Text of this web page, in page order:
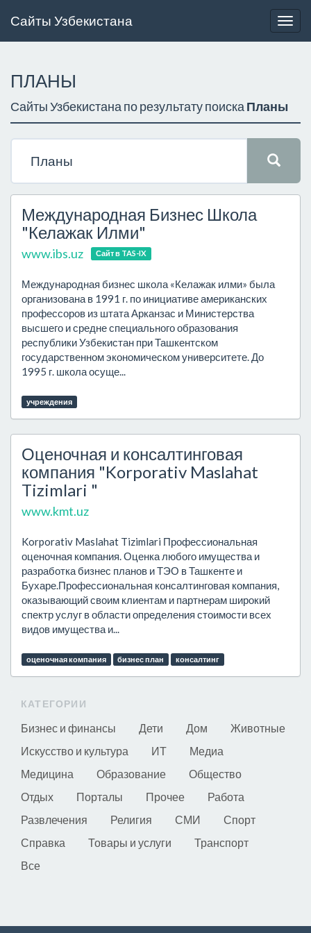
Сайты Узбекистана
ПЛАНЫ
Сайты Узбекистана по результату поиска Планы
Международная Бизнес Школа
"Келажак Илми"
www.ibs.uz Сайт в TAS-IX
Международная бизнес школа «Келажак илми» была
организована в 1991 г. по инициативе американских
профессоров из штата Арканзас и Министерства
высшего и средне специального образования
республики Узбекистан при Ташкентском
государственном экономическом университете. До
1995 г. школа осуще...
учреждения
Оценочная и консалтинговая
компания "Korporativ Maslahat
Tizimlari "
www.kmt.uz
Korporativ Maslahat Tizimlari Профессиональная
оценочная компания. Оценка любого имущества и
разработка бизнес планов и ТЭО в Ташкенте и
Бухаре.Профессиональная консалтинговая компания,
оказывающий своим клиентам и партнерам широкий
спектр услуг в области определения стоимости всех
видов имущества и...
оценочная компания бизнес план консалтинг
КАТЕГОРИИ
Бизнес и финансы Дети Дом
Животные
Искусство и культура
ИТ
Медиа
Медицина
Образование
Общество
Отдых
Порталы Прочее
Работа
Развлечения
Религия СМИ
Спорт
Справка
Товары и услуги
Транспорт
Все